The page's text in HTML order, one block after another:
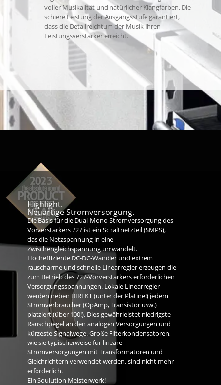
voller Musikalität und natürlicher Klangfarben. Die
schiere Leistung der Ausgangsstufe garantiert,
dass die Detailreichtum der Musik Ihren
Leistungsverstärker erreicht.
Highlight.
Neuartige Stromversorgung.
Die Basis für die Dual-Mono-Stromversorgung des
Vorverstärkers 727 ist ein Schaltnetzteil (SMPS),
das die Netzspannung in eine
Zwischengleichspannung umwandelt.
Hocheffiziente DC-DC-Wandler und extrem
rauscharme und schnelle Linearregler erzeugen die
zum Betrieb des 727-Vorverstärkers erforderlichen
Versorgungsspannungen. Lokale Linearregler
werden neben DIREKT (unter der Platine!) jedem
Stromverbraucher (OpAmp, Transistor usw.)
platziert (über 100!). Dies gewährleistet niedrigste
Rauschpegel an den analogen Versorgungen und
kürzeste Signalwege. Große Filterkondensatoren,
wie sie typischerweise für lineare
Stromversorgungen mit Transformatoren und
Gleichrichtern verwendet werden, sind nicht mehr
erforderlich.
Ein Soulution Meisterwerk!